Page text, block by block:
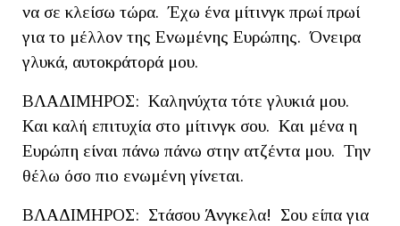
να σε κλείσω τώρα. Έχω ένα μίτινγκ πρωί πρωί
για το μέλλον της Ενωμένης Ευρώπης. Όνειρα
γλυκά, αυτοκράτορά μου.
ΒΛΑΔΙΜΗΡΟΣ: Καληνύχτα τότε γλυκιά μου.
Και καλή επιτυχία στο μίτινγκ σου. Και μένα η
Ευρώπη είναι πάνω πάνω στην ατζέντα μου. Την
θέλω όσο πιο ενωμένη γίνεται.
ΒΛΑΔΙΜΗΡΟΣ: Στάσου Άνγκελα! Σου είπα για